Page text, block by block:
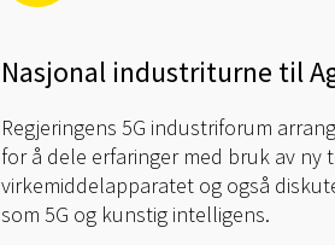
Nasjonal industriturne til
Regjeringens 5G industriforum
for å dele erfaringer med bruk av
virkemiddelapparatet og også
som 5G og kunstig intelligens.